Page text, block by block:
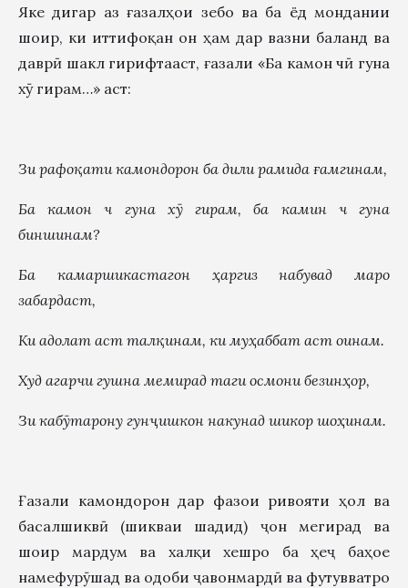
Яке дигар аз ғазалҳои зебо ва ба ёд мондании
шоир, ки иттифоқан он ҳам дар вазни баланд ва
даврӣ шакл гирифтааст, ғазали «Ба камон чӣ гуна
хӯ гирам…» аст:
Зи рафоқати камондорон ба дили рамида ғамгинам,
Ба камон ч гуна хӯгирам, ба камин ч
гуна
биншинам?
Ба камаршикастагон ҳаргиз набувад маро
забардаст,
Ки адолат аст талқинам, ки муҳаббат аст оинам.
Худ агарчи гушна мемирад таги осмони безинҳор,
Зи кабӯтарону гунҷишкон накунад шикор шоҳинам.
Ғазали камондорон дар фазои ривояти ҳол ва
басалшиквӣ (шикваи шадид) ҷон мегирад ва
шоир мардум ва халқи хешро ба ҳеҷ баҳое
намефурӯшад ва одоби ҷавонмардӣ ва футувватро